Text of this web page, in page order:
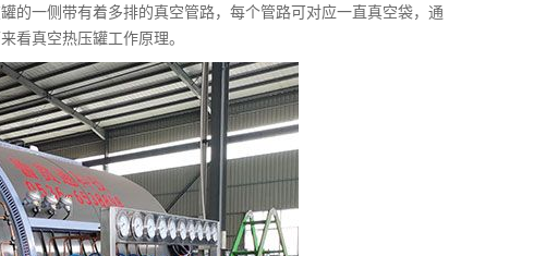
一侧带有着多排的真空管路，每个管路可对应一直真空袋，通
看真空热压罐工作原理。